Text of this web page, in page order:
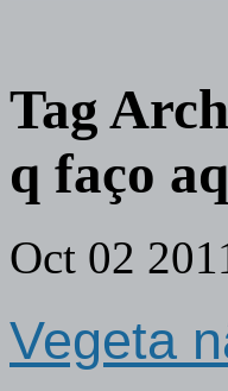
Tag
q faço
Oct 02
Vegeta